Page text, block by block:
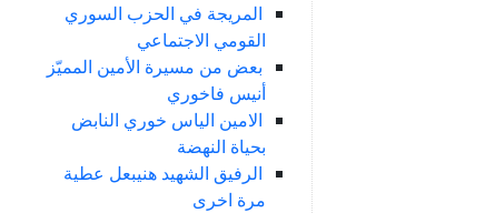
المريجة في الحزب السوري
القومي الاجتماعي
بعض من مسيرة الأمين المميّز
أنيس فاخوري
الامين الياس خوري النابض
بحياة النهضة
الرفيق الشهيد هنيبعل عطية
مرة اخرى